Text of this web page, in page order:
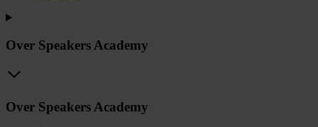
Over Speakers Academy
Over Speakers Academy